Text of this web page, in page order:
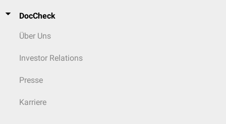
DocCheck
Über Uns
Investor Relations
Presse
Karriere